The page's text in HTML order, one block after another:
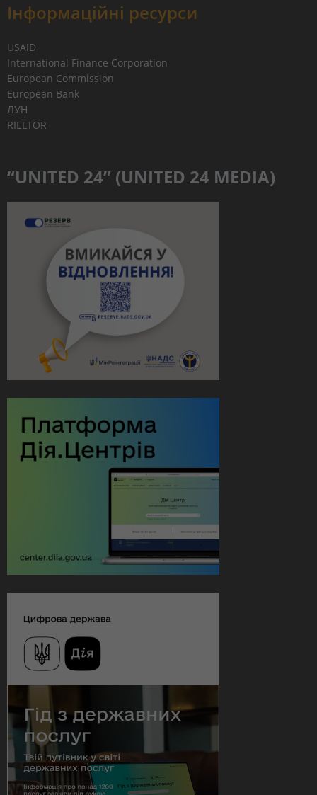
Інформаційні ресурси
USAID
International Finance Corporation
European Commission
European Bank
ЛУН
RIELTOR
“UNITED 24” (UNITED 24 MEDIA)